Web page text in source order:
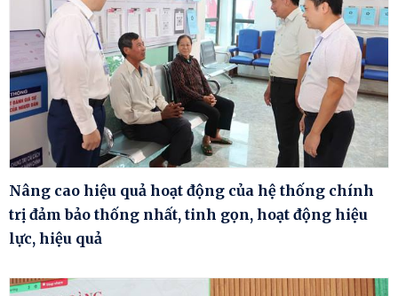
Nâng cao hiệu quả hoạt động của hệ thống chính
trị đảm bảo thống nhất, tinh gọn, hoạt động hiệu
lực, hiệu quả